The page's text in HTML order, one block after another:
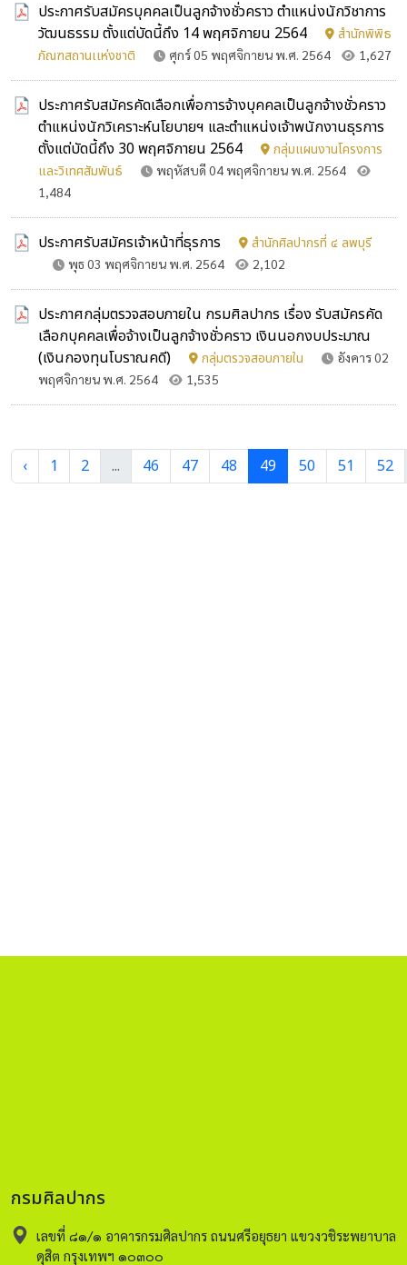
ประกาศรับสมัครบุคคลเป็นลูกจ้างชั่วคราว ตำแหน่งนักวิชาการ
วัฒนธรรม ตั้งแต่บัดนี้ถึง 14 พฤศจิกายน 2564
สำนักพิพิธ
ภัณฑสถานเเห่งชาติ
ศุกร์ 05 พฤศจิกายน พ.ศ. 2564 1,627
ประกาศรับสมัครคัดเลือกเพื่อการจ้างบุคคลเป็นลูกจ้างชั่วคราว
ตำแหน่งนักวิเคราะห์นโยบายฯ และตำแหน่งเจ้าพนักงานธุรการ
ตั้งแต่บัดนี้ถึง 30 พฤศจิกายน 2564
กลุ่มแผนงานโครงการ
และวิเทศสัมพันธ์
พฤหัสบดี 04 พฤศจิกายน พ.ศ. 2564
1,484
ประกาศรับสมัครเจ้าหน้าที่ธุรการ สำนักศิลปากรที่ ๔ ลพบุรี
พุธ 03 พฤศจิกายน พ.ศ. 2564 2,102
ประกาศกลุ่มตรวจสอบภายใน กรมศิลปากร เรื่อง รับสมัครคัด
เลือกบุคคลเพื่อจ้างเป็นลูกจ้างชั่วคราว เงินนอกงบประมาณ
(เงินกองทุนโบราณคดี)
กลุ่มตรวจสอบภายใน
อังคาร 02
พฤศจิกายน พ.ศ. 2564
1,535
‹ 1 2 ... 46 47 48 49 50 51 52
กรมศิลปากร
เลขที่ ๘๑/๑ อาคารกรมศิลปากร ถนนศรีอยุธยา แขวงวชิระพยาบาล
ดุสิต กรุงเทพฯ ๑๐๓๐๐